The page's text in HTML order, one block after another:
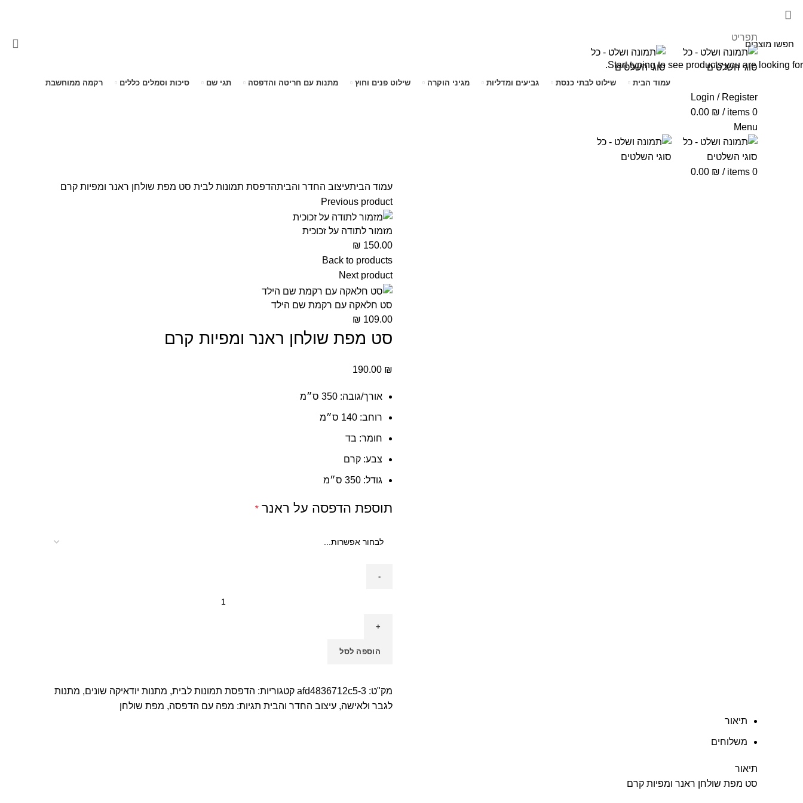
תפריט
עמוד הבית שילוט לבתי כנסת גביעים ומדליות מגיני הוקרה שילוט פנים וחוץ מתנות עם חריטה והדפסה תגי שם סיכות וסמלים כללים רקמה ממוחשבת
Login / Register
0
items
/
0.00 ₪
Menu
0
items
/
0.00 ₪
עמוד הביתעיצוב החדר והביתהדפסת תמונות לבית סט מפת שולחן ראנר ומפיות קרם
Previous product
מזמור לתודה על זכוכית
150.00
₪
Back to products
Next product
סט חלאקה עם רקמת שם הילד
109.00
₪
סט מפת שולחן ראנר ומפיות קרם
190.00 ₪
אורך/גובה: 350 ס״מ
רוחב: 140 ס״מ
חומר: בד
צבע: קרם
גודל: 350 ס״מ
תוספת הדפסה על ראנר*
הוספה לסל
מק"ט: afd4836712c5-3 קטגוריות: הדפסת תמונות לבית, מתנות יודאיקה שונים, מתנות
לגבר ולאישה, עיצוב החדר והבית תגיות: מפה עם הדפסה, מפת שולחן
תיאור
משלוחים
תיאור
סט מפת שולחן ראנר ומפיות קרם
Start typing to see products you are looking for.